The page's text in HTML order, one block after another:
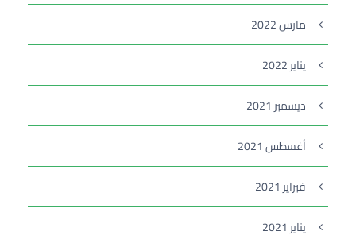
مارس 2022
يناير 2022
ديسمبر 2021
أغسطس 2021
فبراير 2021
يناير 2021